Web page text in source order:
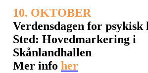
10. OKTOBER
Verdensdagen for psykisk
Sted: Hovedmarkering i
Skånlandhallen
Mer info her